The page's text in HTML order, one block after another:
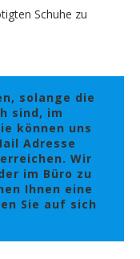
Schuhe zu
solange die
sind, im
können uns
Adresse
Wir
im Büro zu
Ihnen eine
Sie auf sich